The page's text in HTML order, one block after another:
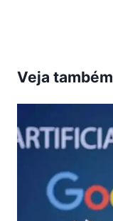
Veja também